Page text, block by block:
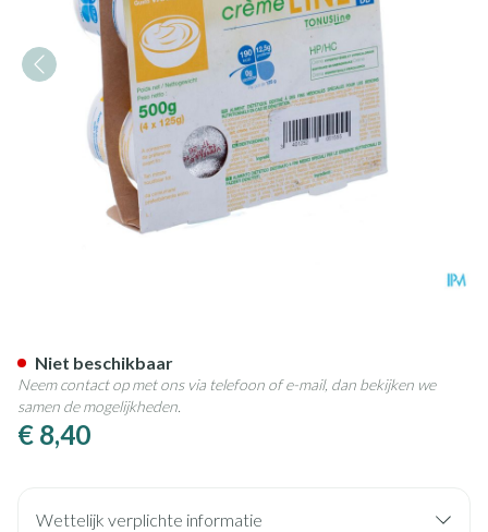
€ 8,40
Niet beschikbaar
Neem contact op met ons via telefoon of e-mail, dan bekijken we
samen de mogelijkheden.
Wettelijk verplichte informatie